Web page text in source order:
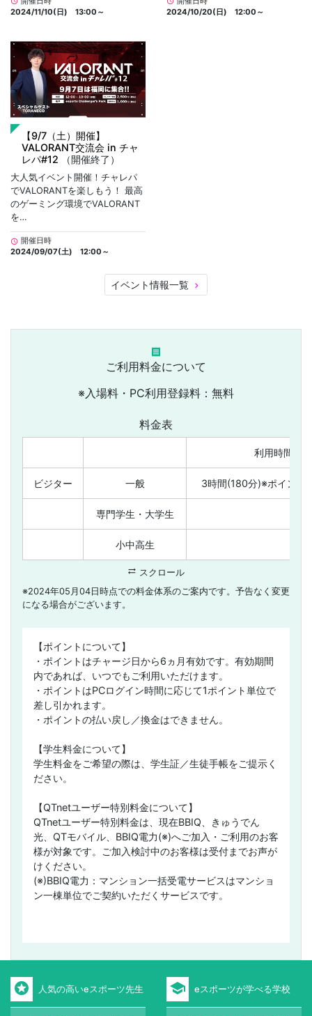
2024/11/10(日) 13:00～
2024/10/20(日) 12:00～
【9/7（土）開催】
VALORANT交流会 in チャ
レパ#12
（開催終了）
大人気イベント開催！チャレパ
でVALORANTを楽しもう！ 最高
のゲーミング環境でVALORANT
を…
schedule 開催日時
2024/09/07(土) 12:00～
イベント情報一覧 keyboard_arrow_right
receipt
ご利用料金について
※入場料・PC利用登録料：無料
料金表
利用時間
ビジター 一般 3時間(180分)※ポイント
専門学生・大学生
小中高生
sync_alt スクロール
※2024年05月04日時点での料金体系のご案内です。予告なく変更
になる場合がございます。
【ポイントについて】
・ポイントはチャージ日から6ヵ月有効です。有効期間
内であれば、いつでもご利用いただけます。
・ポイントはPCログイン時間に応じて1ポイント単位で
差し引かれます。
・ポイントの払い戻し／換金はできません。
【学生料金について】
学生料金をご希望の際は、学生証／生徒手帳をご提示く
ださい。
【QTnetユーザー特別料金について】
QTnetユーザー特別料金は、現在BBIQ、きゅうでん
光、QTモバイル、BBIQ電力(※)へご加入・ご利用のお客
様が対象です。ご加入検討中のお客様は受付までお声が
けください。
(※)BBIQ電力：マンション一括受電サービスはマンショ
ン一棟単位でご契約いただくサービスです。
stars 人気の高いeスポーツ先生 school eスポーツが学べる学校